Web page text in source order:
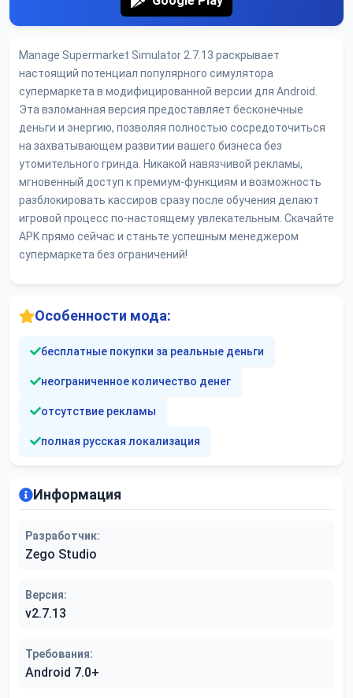
Manage Supermarket Simulator 2.7.13 раскрывает
настоящий потенциал популярного симулятора
супермаркета в модифицированной версии для Android.
Эта взломанная версия предоставляет бесконечные
деньги и энергию, позволяя полностью сосредоточиться
на захватывающем развитии вашего бизнеса без
утомительного гринда. Никакой навязчивой рекламы,
мгновенный доступ к премиум-функциям и возможность
разблокировать кассиров сразу после обучения делают
игровой процесс по-настоящему увлекательным. Скачайте
APK прямо сейчас и станьте успешным менеджером
супермаркета без ограничений!
Особенности мода:
бесплатные покупки за реальные деньги
неограниченное количество денег
отсутствие рекламы
полная русская локализация
Информация
Разработчик:
Zego Studio
Версия:
v2.7.13
Требования:
Android 7.0+